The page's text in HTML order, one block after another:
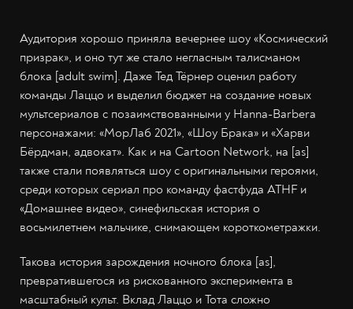
Аудитория хорошо приняла вечернее шоу «Космический
призрак», и оно тут же стало негласным талисманом
блока [adult swim]. Даже Тед Тёрнер оценил работу
команды Лаццо и выделил бюджет на создание новых
мультсериалов с позаимствованными у Hanna-Barbera
персонажами: «МорЛаб 2021», «Шоу Брака» и «Харви
Бёрдман, адвокат». Как и на Cartoon Network, на [as]
также стали появляться шоу с оригинальными героями,
среди которых сериал про команду фастфуда ATHF и
«Домашнее видео», синефильская история о
восьмилетнем мальчике, снимающем короткометражки.
Такова история зарождения ночного блока [as],
превратившегося из рискованного эксперимента в
масштабный культ. Вклад Лаццо и Тота сложно